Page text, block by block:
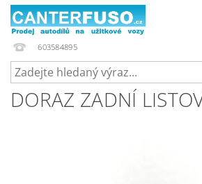
603584895
DORAZ ZADNÍ